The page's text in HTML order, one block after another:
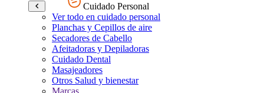
Cuidado Personal
Ver todo en cuidado personal
Planchas y Cepillos de aire
Secadores de Cabello
Afeitadoras y Depiladoras
Cuidado Dental
Masajeadores
Otros Salud y bienestar
Marcas